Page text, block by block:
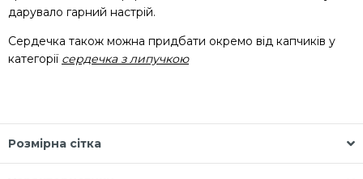
дарувало гарний настрій.
Сердечка також можна придбати окремо від капчиків у
категорії сердечка з липучкою
Розмірна сітка